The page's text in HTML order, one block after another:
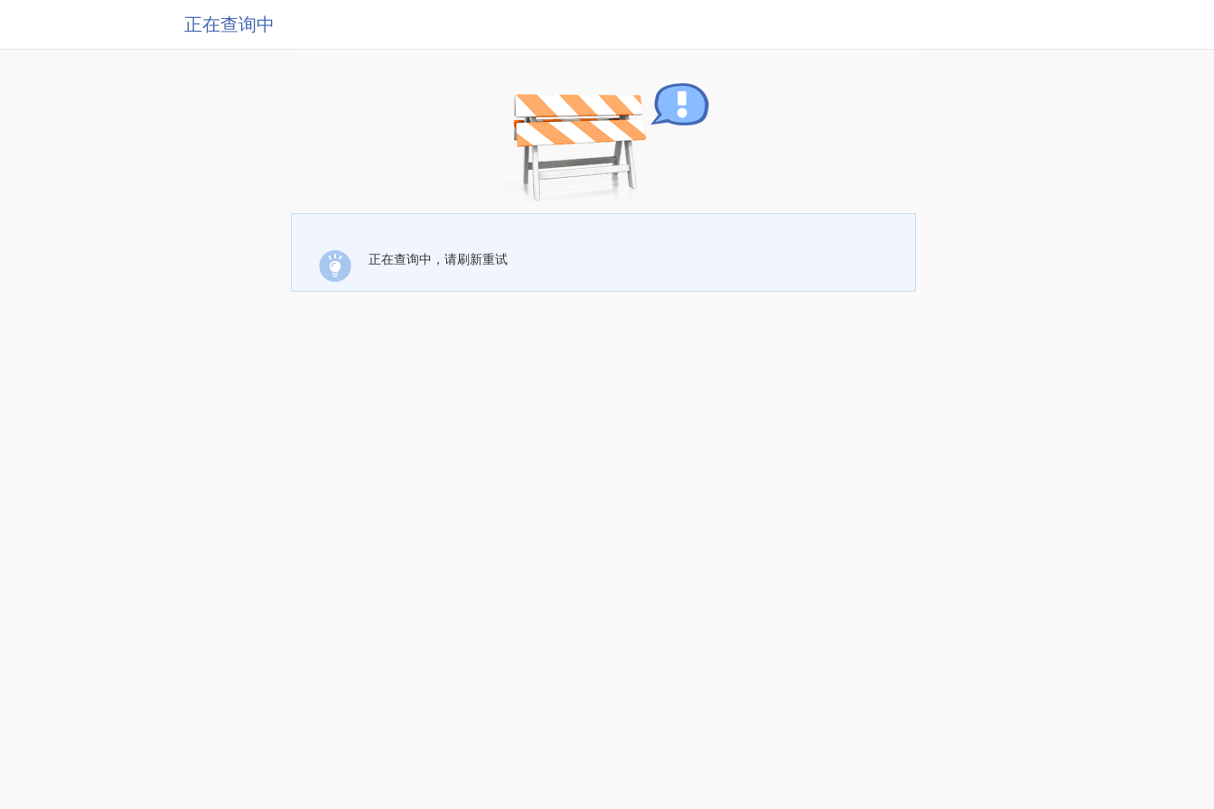
正在查询中
正在查询中，请刷新重试